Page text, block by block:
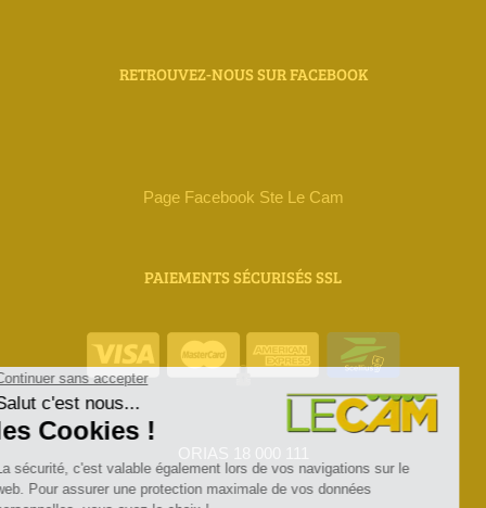
RETROUVEZ-NOUS SUR FACEBOOK
Page Facebook Ste Le Cam
PAIEMENTS SÉCURISÉS SSL